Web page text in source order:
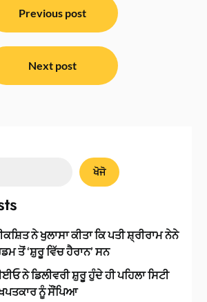
Previous post
Next post
ਖੋਜੋ
ਨੇ ਖੁਲਾਸਾ ਕੀਤਾ ਕਿ ਪਤੀ ਸ਼੍ਰੀਰਾਮ ਨੇਨੇ
ਤੋਂ ‘ਸ਼ੁਰੂ ਵਿੱਚ ਹੈਰਾਨ’ ਸਨ
ਨੇ ਡਿਲੀਵਰੀ ਸ਼ੁਰੂ ਹੁੰਦੇ ਹੀ ਪਹਿਲਾ ਸਿਟੀ
ਨੂੰ ਸੌਂਪਿਆ